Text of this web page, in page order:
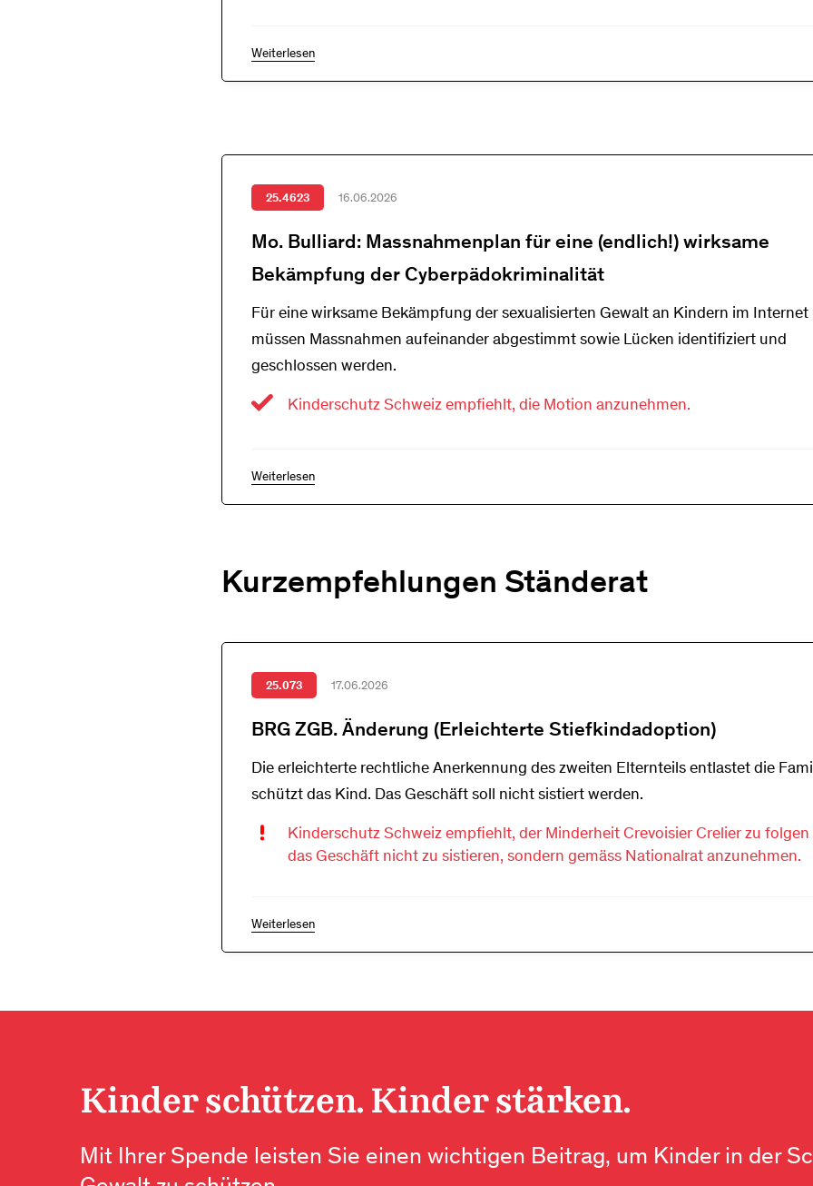
Weiterlesen
25.4623 16.06.2026
Mo. Bulliard: Massnahmenplan für eine (endlich!) wirksame
Bekämpfung der Cyberpädokriminalität
Für eine wirksame Bekämpfung der sexualisierten Gewalt an Kindern im Internet
müssen Massnahmen aufeinander abgestimmt sowie Lücken identifiziert und
geschlossen werden.
Kinderschutz Schweiz empfiehlt, die Motion anzunehmen.
Weiterlesen
Kurzempfehlungen Ständerat
25.073 17.06.2026
BRG ZGB. Änderung (Erleichterte Stiefkindadoption)
Die erleichterte rechtliche Anerkennung des zweiten Elternteils entlastet die
schützt das Kind. Das Geschäft soll nicht sistiert werden.
Kinderschutz Schweiz empfiehlt, der Minderheit Crevoisier Crelier zu
das Geschäft nicht zu sistieren, sondern gemäss Nationalrat anzunehmen.
Weiterlesen
Kinder schützen. Kinder stärken.
Mit Ihrer Spende leisten Sie einen wichtigen Beitrag, um Kinder in der